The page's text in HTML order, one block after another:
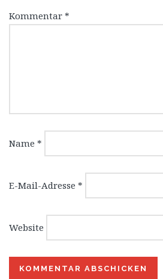
Kommentar *
Name *
E-Mail-Adresse *
Website